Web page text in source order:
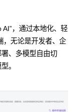
，通过本地化、轻
，无论是开发者、企
、多模型自由切
。